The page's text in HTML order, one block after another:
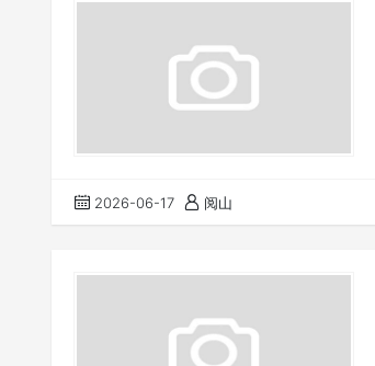
2026-06-17 阅山